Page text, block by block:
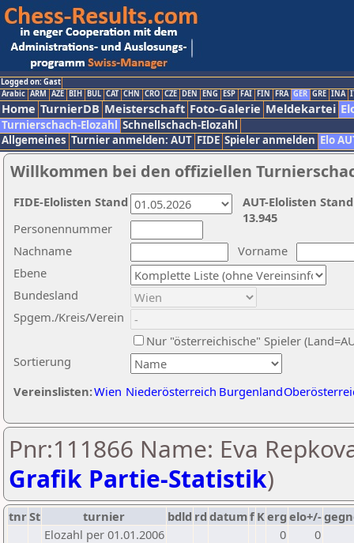
Logged on: Gast
Arabic ARM AZE BIH BUL CAT CHN CRO CZE DEN ENG ESP FAI FIN FRA GER GRE INA
Home TurnierDB Meisterschaft Foto-Galerie Meldekartei
Turnierschach-Elozahl Schnellschach-Elozahl
Allgemeines Turnier anmelden: AUT FIDE Spieler anmelden Elo
Willkommen bei den offiziellen
Nachname
Vorname
Ebene
Sortierung
Personennummer
Bundesland
Spgem./Kreis/Verein
Nur "österreichische" Spieler
Vereinslisten:Wien Niederösterreich Burgenland
AUT-Elolisten
13.945
FIDE-Elolisten Stand
Pnr:111866 Name: Eva
Grafik Partie-Statistik)
tnrSt turnier bdld rd datumf Kerg elo+/-
Elozahl per 01.01.2006
0
0